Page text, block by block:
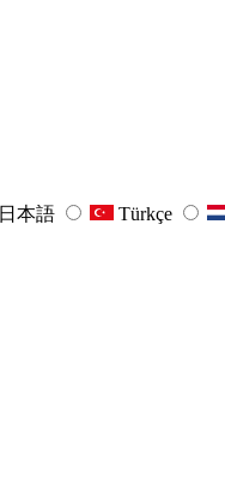
日本語 Türkçe